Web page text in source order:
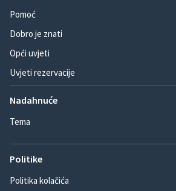
Pomoć
Dobro je znati
Opći uvjeti
Uvjeti rezervacije
Nadahnuće
Tema
Politike
Politika kolačića